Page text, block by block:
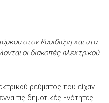
στον Κασιδιάρη και στα
οι διακοπές ηλεκτρικού
ρεύματος που είχαν
τις δημοτικές Ενότητες